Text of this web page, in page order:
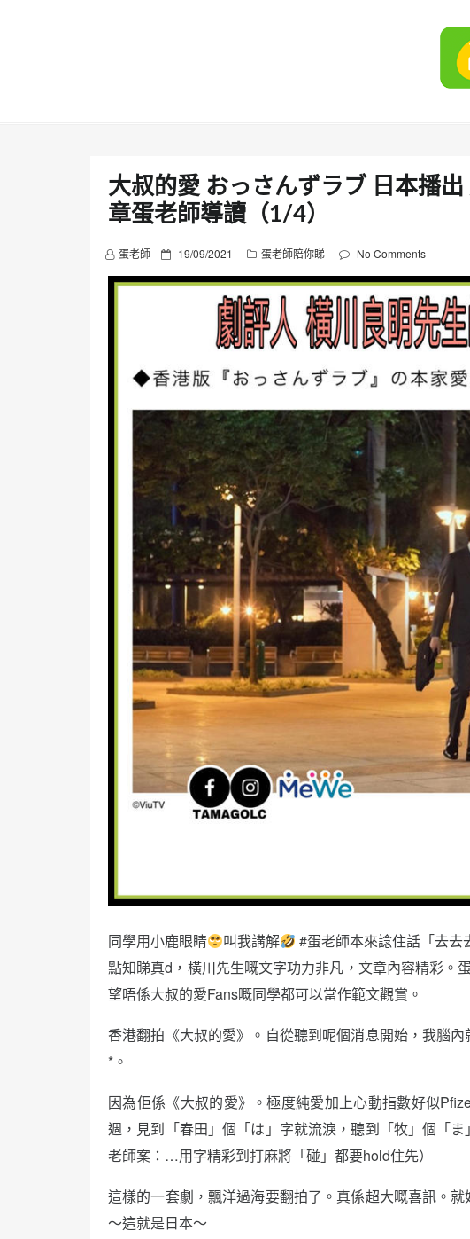
大叔的愛 おっさんずラブ 日本播
章蛋老師導讀（1/4）
蛋老師
P
s
19/09/2021 蛋老師陪你睇 No Comments
同學用小鹿眼睛 叫我講解
#蛋老師本來諗住話「去去
點知睇真d，橫川先生嘅文字功力非凡，文章內容精彩。
望唔係大叔的愛Fans嘅同學都可以當作範文觀賞。
香港翻拍《大叔的愛》。自從聽到呢個消息開始，我腦
*。
因為佢係《大叔的愛》。極度純愛加上心動指數好似
週，見到「春田」個「は」字就流淚，聽到「牧」個「
老師案：…用字精彩到打麻將「碰」都要hold住先）
這樣的一套劇，飄洋過海要翻拍了。真係超大嘅喜訊。
～這就是日本～